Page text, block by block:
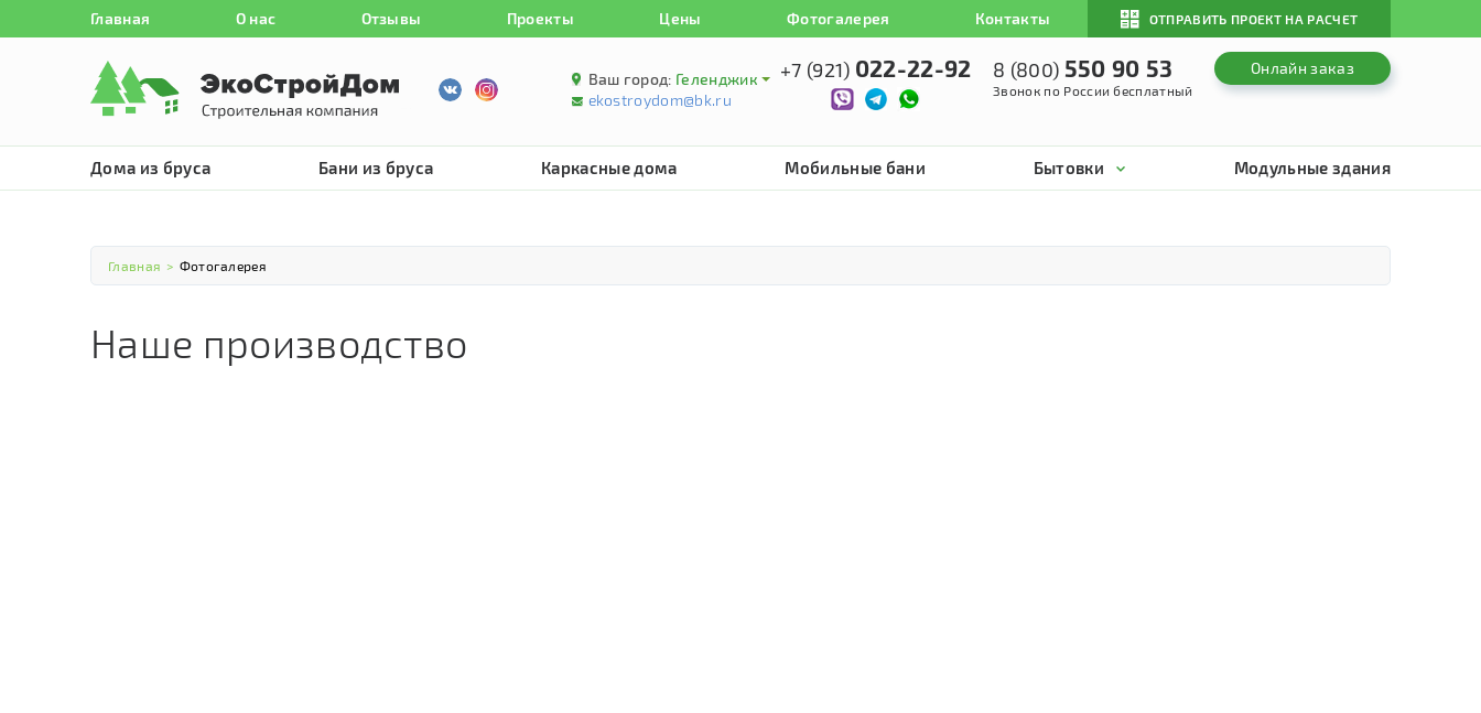
Главная О нас Отзывы Проекты Цены Фотогалерея Контакты ОТПРАВИТЬ ПРОЕКТ НА РАСЧЕТ
Ваш город: Геленджик
ekostroydom@bk.ru
+7 (921) 022-22-92 8 (800) 550 90 53
Звонок по России бесплатный
Онлайн заказ
Дома из бруса Бани из бруса Каркасные дома Мобильные бани Бытовки Модульные здания
Главная > Фотогалерея
Наше производство